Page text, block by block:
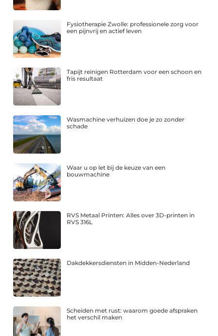
Fysiotherapie Zwolle: professionele zorg voor
een pijnvrij en actief leven
Tapijt reinigen Rotterdam voor een schoon en
fris resultaat
Wasmachine verhuizen doe je zo zonder
schade
Waar u op let bij de keuze van een
bouwmachine
RVS Metaal Printen: Alles over 3D-printen in
RVS 316L
Dakdekkersdiensten in Midden-Nederland
Scheiden met rust: waarom goede afspraken
het verschil maken